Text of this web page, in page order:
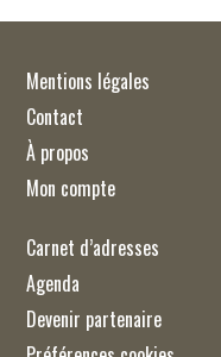
Mentions légales
Contact
À propos
Mon compte
Carnet d’adresses
Agenda
Devenir partenaire